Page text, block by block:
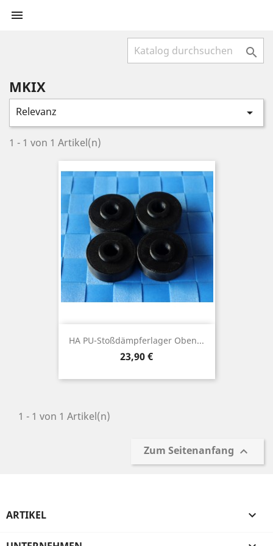


MKIX
Relevanz 
1 - 1 von 1 Artikel(n)
HA PU-Stoßdämpferlager Oben...
Preis
23,90 €
1 - 1 von 1 Artikel(n)
Zum Seitenanfang 
ARTIKEL 